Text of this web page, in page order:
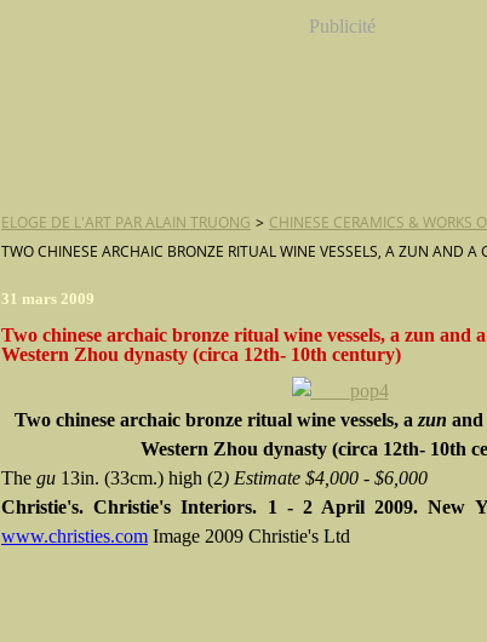
Publicité
ELOGE DE L'ART PAR ALAIN TRUONG > CHINESE CERAMICS & WORKS
TWO CHINESE ARCHAIC BRONZE RITUAL WINE VESSELS, A ZUN AND
31 mars 2009
Two chinese archaic bronze ritual wine vessels, a zun and
Western Zhou dynasty (circa 12th- 10th century)
Two chinese archaic bronze ritual wine vessels, a zun and
Western Zhou dynasty (circa 12th- 10th
The gu 13in. (33cm.) high (2) Estimate $4,000 - $6,000
Christie's. Christie's Interiors. 1 - 2 April 2009. New
www.christies.com Image 2009 Christie's Ltd